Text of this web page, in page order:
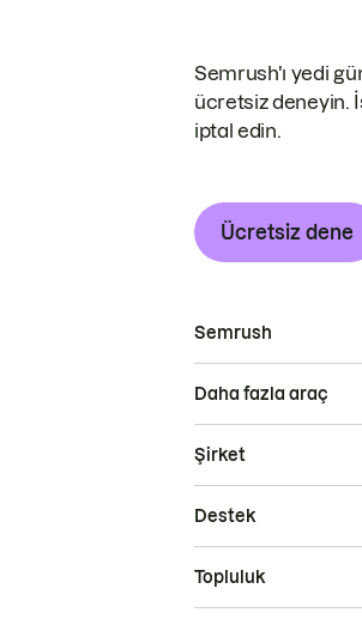
Semrush'ı yedi
ücretsiz deneyin.
iptal edin.
Ücretsiz dene
Semrush
Daha fazla araç
Şirket
Destek
Topluluk